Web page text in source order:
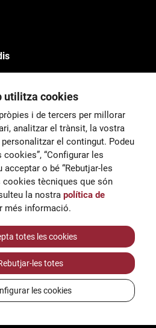
de Privacitat
utilitza cookies
i de tercers per millorar
analitzar el trànsit, la vostra
el contingut. Podeu
“Configurar les
o bé “Rebutjar-les
cookies tècniques que són
la nostra política de
més informació.
totes les cookies
les totes
les cookies